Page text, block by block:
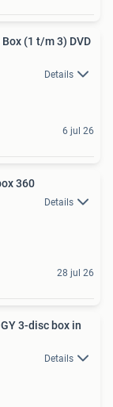
(1 t/m 3) DVD
Details
6 jul 26
360
Details
28 jul 26
3-disc box in
Details